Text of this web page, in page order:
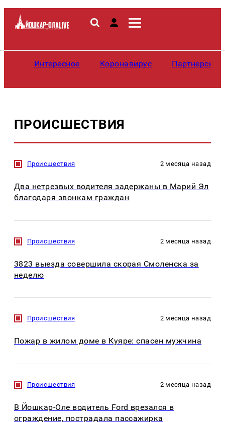
Интересное Коронавирус
ПРОИСШЕСТВИЯ
Происшествия 2 месяца назад
Два нетрезвых водителя задержаны в Марий Эл
благодаря звонкам граждан
Происшествия 2 месяца назад
3823 выезда совершила скорая Смоленска за
неделю
Происшествия 2 месяца назад
Пожар в жилом доме в Куяре: спасен мужчина
Происшествия 2 месяца назад
В Йошкар-Оле водитель Ford врезался в
ограждение, пострадала пассажирка